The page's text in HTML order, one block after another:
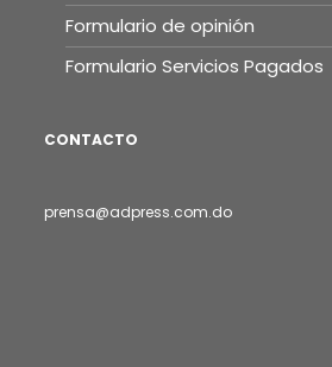
Formulario de opinión
Formulario Servicios Pagados
CONTACTO
prensa@adpress.com.do